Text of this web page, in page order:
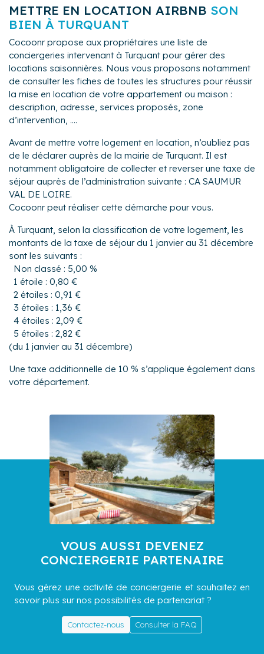
METTRE EN LOCATION AIRBNB SON
BIEN À TURQUANT
Cocoonr propose aux propriétaires une liste de
conciergeries intervenant à Turquant pour gérer des
locations saisonnières. Nous vous proposons notamment
de consulter les fiches de toutes les structures pour réussir
la mise en location de votre appartement ou maison :
description, adresse, services proposés, zone
d’intervention, ....
Avant de mettre votre logement en location, n’oubliez pas
de le déclarer auprès de la mairie de Turquant. Il est
notamment obligatoire de collecter et reverser une taxe de
séjour auprès de l’administration suivante : CA SAUMUR
VAL DE LOIRE.
Cocoonr peut réaliser cette démarche pour vous.
À Turquant, selon la classification de votre logement, les
montants de la taxe de séjour du 1 janvier au 31 décembre
sont les suivants :
Non classé : 5,00 %
1 étoile : 0,80 €
2 étoiles : 0,91 €
3 étoiles : 1,36 €
4 étoiles : 2,09 €
5 étoiles : 2,82 €
(du 1 janvier au 31 décembre)
Une taxe additionnelle de 10 % s’applique également dans
votre département.
VOUS AUSSI DEVENEZ
CONCIERGERIE PARTENAIRE
Vous gérez une activité de conciergerie et souhaitez en
savoir plus sur nos possibilités de partenariat ?
Contactez-nous Consulter la FAQ